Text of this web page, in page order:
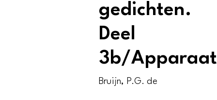
gedichten.
Deel
3b/Apparaat
Bruijn, P.G. de